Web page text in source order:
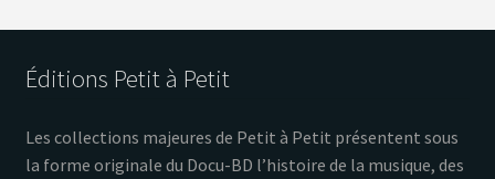
Éditions Petit à Petit
Les collections majeures de Petit à Petit présentent sous
la forme originale du Docu-BD l’histoire de la musique, des